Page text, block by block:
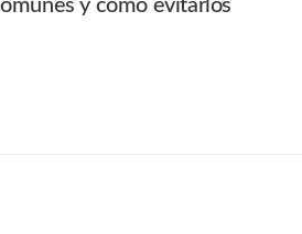
y cómo evitarlos